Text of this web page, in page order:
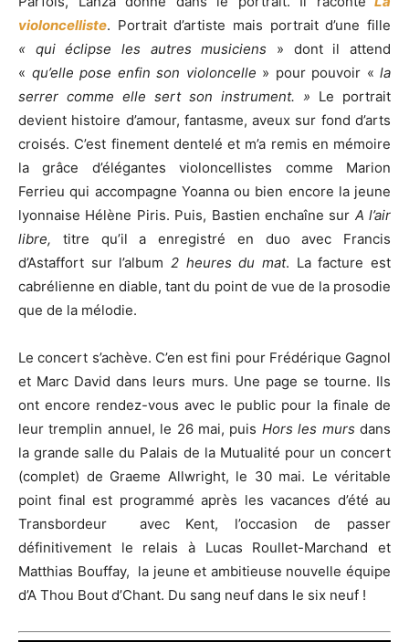
violoncelliste. Portrait d’artiste mais portrait d’une fille
« qui éclipse les autres musiciens » dont il attend
« qu’elle pose enfin son violoncelle » pour pouvoir « la
serrer comme elle sert son instrument. » Le portrait
devient histoire d’amour, fantasme, aveux sur fond d’arts
croisés. C’est finement dentelé et m’a remis en mémoire
la grâce d’élégantes violoncellistes comme Marion
Ferrieu qui accompagne Yoanna ou bien encore la jeune
lyonnaise Hélène Piris. Puis, Bastien enchaîne sur A l’air
libre, titre qu’il a enregistré en duo avec Francis
d’Astaffort sur l’album 2 heures du mat. La facture est
cabrélienne en diable, tant du point de vue de la prosodie
que de la mélodie.
Le concert s’achève. C’en est fini pour Frédérique Gagnol
et Marc David dans leurs murs. Une page se tourne. Ils
ont encore rendez-vous avec le public pour la finale de
leur tremplin annuel, le 26 mai, puis Hors les murs dans
la grande salle du Palais de la Mutualité pour un concert
(complet) de Graeme Allwright, le 30 mai. Le véritable
point final est programmé après les vacances d’été au
Transbordeur avec Kent, l’occasion de passer
définitivement le relais à Lucas Roullet-Marchand et
Matthias Bouffay, la jeune et ambitieuse nouvelle équipe
d’A Thou Bout d’Chant. Du sang neuf dans le six neuf !